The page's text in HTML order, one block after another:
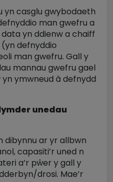
yn casglu gwybodaeth
man gwefru a
yn ddienw a chaiff
(yn defnyddio
man gwefru. Gall y
mannau gwefru gael
ymwneud â defnydd
unedau
dibynnu ar yr allbwn
capasiti’r uned n
a’r pŵer y gall y
drosi. Mae’r